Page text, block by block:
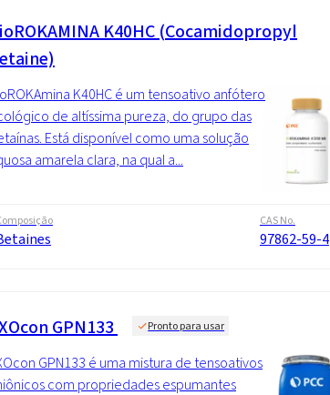
K40HC (Cocamidopropyl
K40HC é um tensoativo anfótero
de altíssima pureza, do grupo das
Está disponível como uma solução
amarela clara, na qual a...
CAS No.
97862-59-4
GPN133 Pronto para usar
GPN133 é uma mistura de tensoativos
com propriedades espumantes